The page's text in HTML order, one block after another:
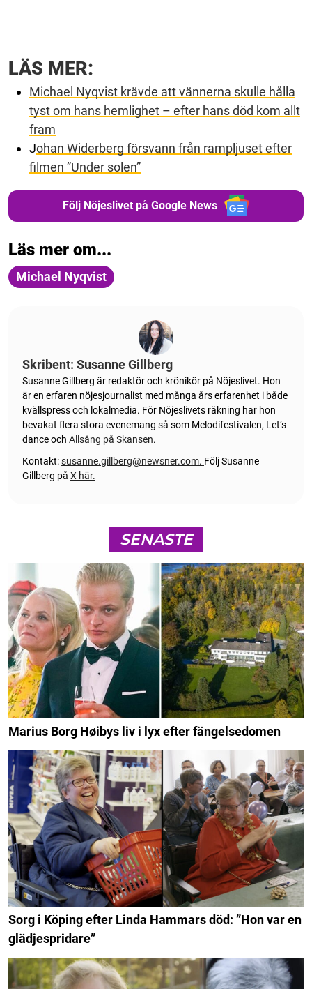
LÄS MER:
Michael Nyqvist krävde att vännerna skulle hålla
tyst om hans hemlighet – efter hans död kom allt
fram
Johan Widerberg försvann från rampljuset efter
filmen ”Under solen”
Följ Nöjeslivet på Google News
Läs mer om...
Michael Nyqvist
Skribent: Susanne Gillberg
Susanne Gillberg är redaktör och krönikör på Nöjeslivet. Hon
är en erfaren nöjesjournalist med många års erfarenhet i både
kvällspress och lokalmedia. För Nöjeslivets räkning har hon
bevakat flera stora evenemang så som Melodifestivalen, Let’s
dance och Allsång på Skansen.
Kontakt:susanne.gillberg@newsner.com. Följ Susanne
Gillberg på X här.
SENASTE
Marius Borg Høibys liv i lyx efter fängelsedomen
Sorg i Köping efter Linda Hammars död: ”Hon var en
glädjespridare”